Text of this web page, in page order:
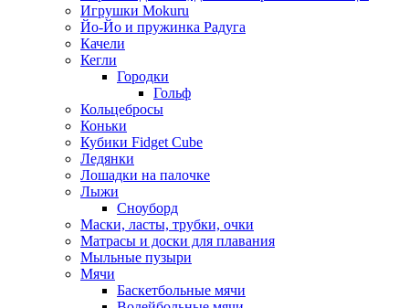
Игрушки Mokuru
Йо-Йо и пружинка Радуга
Качели
Кегли
Городки
Гольф
Кольцебросы
Коньки
Кубики Fidget Cube
Ледянки
Лошадки на палочке
Лыжи
Сноуборд
Маски, ласты, трубки, очки
Матрасы и доски для плавания
Мыльные пузыри
Мячи
Баскетбольные мячи